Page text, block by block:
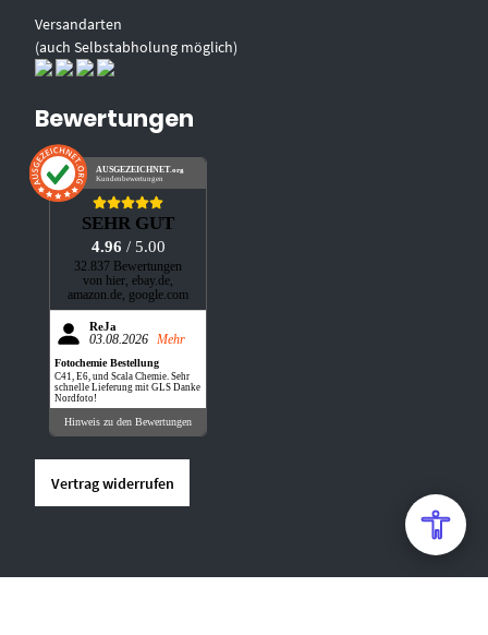
Versandarten
(auch Selbstabholung möglich)
Bewertungen
AUSGEZEICHNET .org
Kundenbewertungen
SEHR GUT
4.96 / 5.00
32.837 Bewertungen
von hier, ebay.de,
amazon.de, google.com
ReJa
03.08.2026 Mehr
Fotochemie Bestellung
C41, E6, und Scala Chemie. Sehr
schnelle Lieferung mit GLS Danke
Nordfoto!
Hinweis zu den Bewertungen
Vertrag widerrufen